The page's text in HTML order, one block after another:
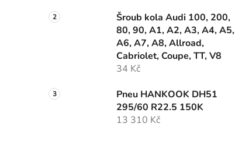
Šroub kola Audi 100, 200,
80, 90, A1, A2, A3, A4, A5,
A6, A7, A8, Allroad,
Cabriolet, Coupe, TT, V8
34 Kč
Pneu HANKOOK DH51
295/60 R22.5 150K
13 310 Kč